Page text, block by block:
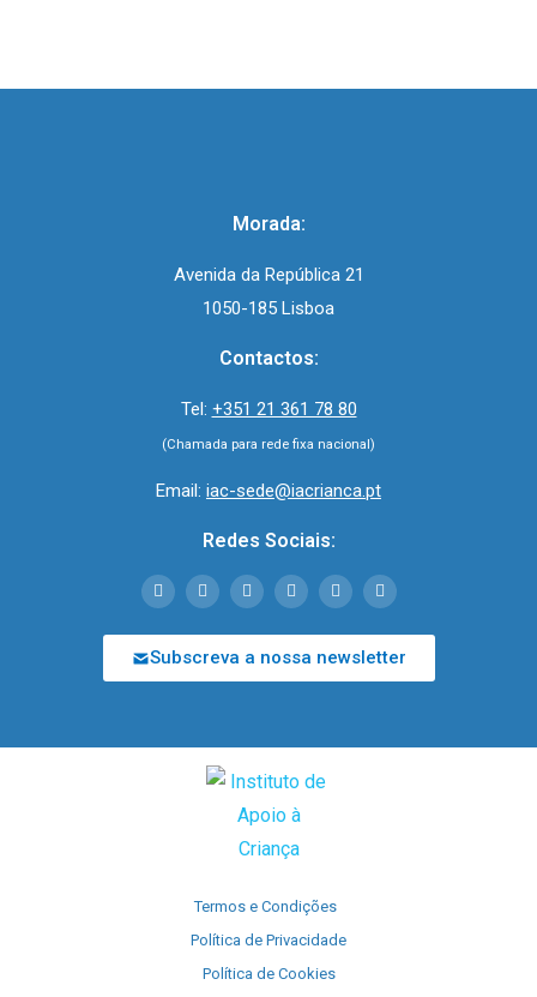
Morada:
Avenida da República 21
1050-185 Lisboa
Contactos:
Tel: +351 21 361 78 80
(Chamada para rede fixa nacional)
Email: iac-sede@iacrianca.pt
Redes Sociais:
Subscreva a nossa newsletter
Termos e Condições
Política de Privacidade
Política de Cookies